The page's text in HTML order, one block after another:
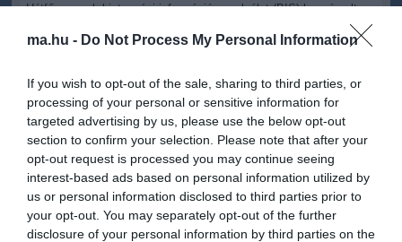
ma.hu - Do Not Process My Personal Information
If you wish to opt-out of the sale, sharing to third parties, or
processing of your personal or sensitive information for
targeted advertising by us, please use the below opt-out
section to confirm your selection. Please note that after your
opt-out request is processed you may continue seeing
interest-based ads based on personal information utilized by
us or personal information disclosed to third parties prior to
your opt-out. You may separately opt-out of the further
disclosure of your personal information by third parties on the
Hétfőn a cseh biztonsági információs szolgálat (BIS) beszámolt a
fehérorosz állambiztonsági szolgálat (KGB) egy kémhálózatának
felszámolásáról.
A BIS közlése szerint a cseh titkosszolgálatok több európai állam,
köztük Románia és Magyarország hatóságaival együttműködve
jártak el az ügyben.
Tomasz Siemoniak, a lengyel titkosszolgálatokat felügyelő
miniszter kedden az X-en kifejtette: az őrizetbe vett fehérorosz
neve Uladislau N., és a lengyel ügyészség lengyel és magyar
területen folytatott kémkedéssel gyanúsította meg őt. Az
ügyészség Uladislau N. háromhónapos előzetes letartóztatását
kezdeményezte a bíróságnál.